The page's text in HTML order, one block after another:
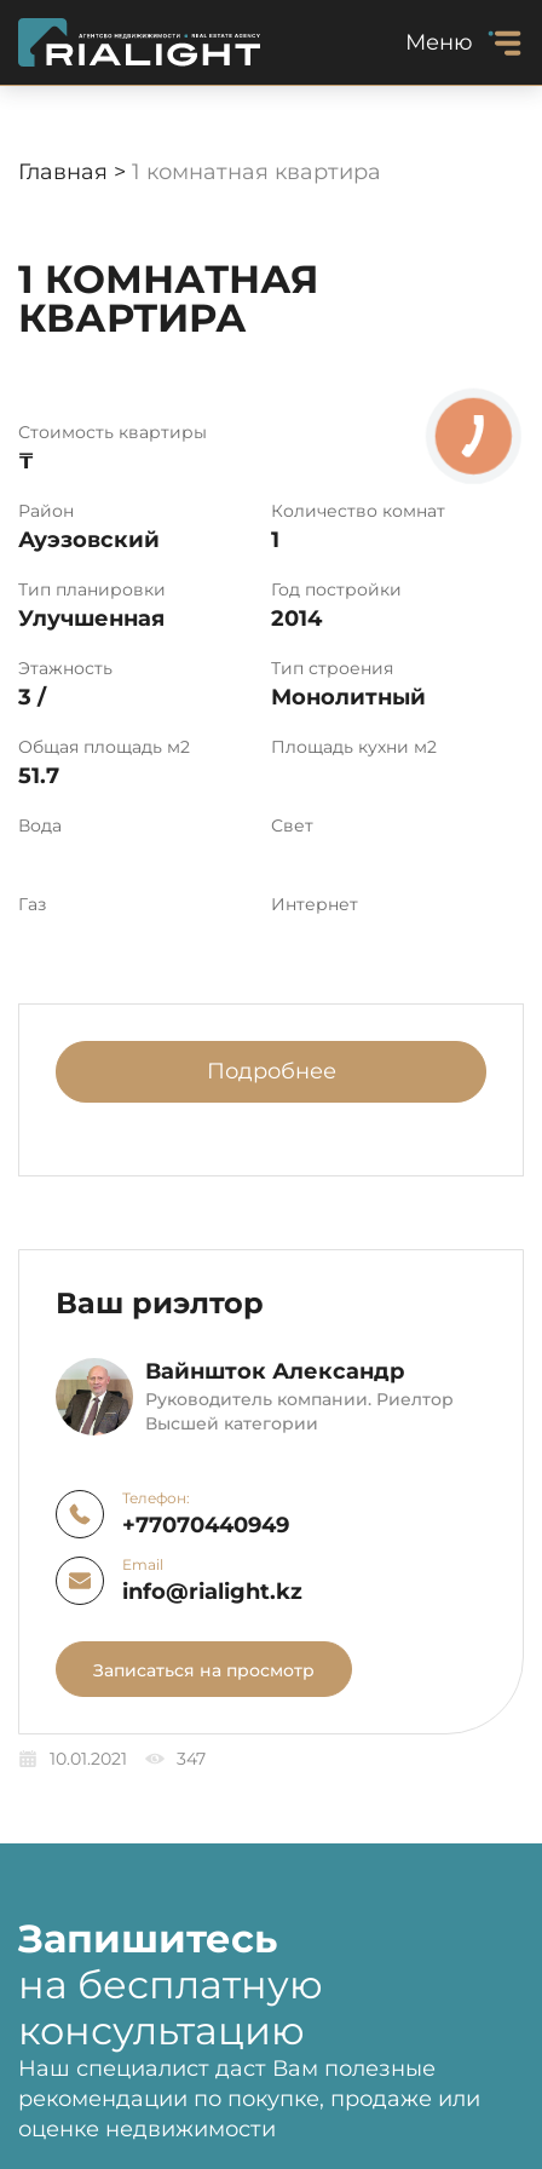
Меню
Главная > 1 комнатная квартира
1 КОМНАТНАЯ
КВАРТИРА
Стоимость квартиры
₸
Район
Ауэзовский
Количество комнат
1
Тип планировки
Улучшенная
Год постройки
2014
Этажность
3 /
Тип строения
Монолитный
Общая площадь м2
51.7
Площадь кухни м2
Вода Свет
Газ Интернет
Подробнее
Ваш риэлтор
Вайншток Александр
Руководитель компании. Риелтор
Высшей категории
Телефон:
+77070440949
Email
info@rialight.kz
Записаться на просмотр
10.01.2021 347
Запишитесь
на бесплатную
консультацию
Наш специалист даст Вам полезные
рекомендации по покупке, продаже или
оценке недвижимости